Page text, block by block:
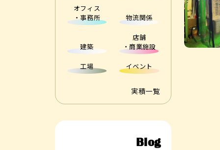
オフィス
・事務所
物流関係
建築
店舗
・商業施設
工場 イベント
実積一覧
Blog